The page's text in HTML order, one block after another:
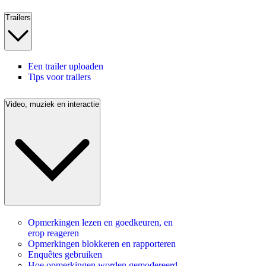
Trailers
Een trailer uploaden
Tips voor trailers
Video, muziek en interactie
Opmerkingen lezen en goedkeuren, en
erop reageren
Opmerkingen blokkeren en rapporteren
Enquêtes gebruiken